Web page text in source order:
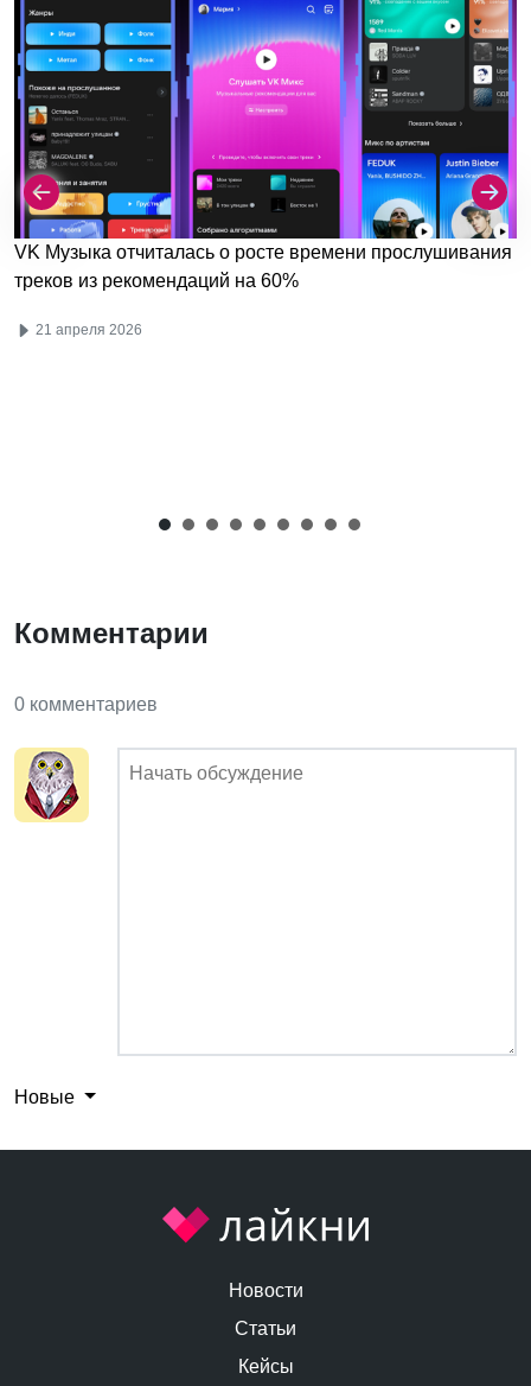
VK Музыка отчиталась о росте времени прослушивания
треков из рекомендаций на 60%
21 апреля 2026
Комментарии
0 комментариев
Новые
Новости
Статьи
Кейсы